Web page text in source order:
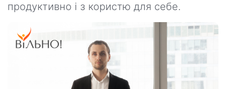
продуктивно і з користю для себе.